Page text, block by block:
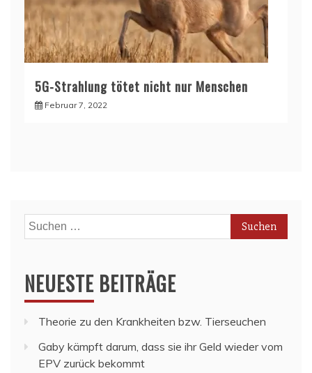
5G-Strahlung tötet nicht nur Menschen
Februar 7, 2022
Suchen
nach:
NEUESTE BEITRÄGE
Theorie zu den Krankheiten bzw. Tierseuchen
Gaby kämpft darum, dass sie ihr Geld wieder vom
EPV zurück bekommt